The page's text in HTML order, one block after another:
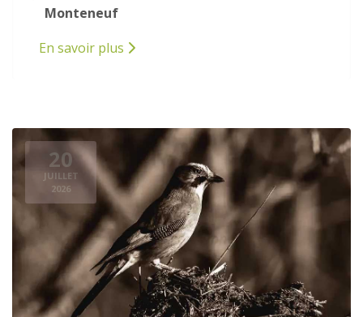
Monteneuf
En savoir plus
20
JUILLET
2026